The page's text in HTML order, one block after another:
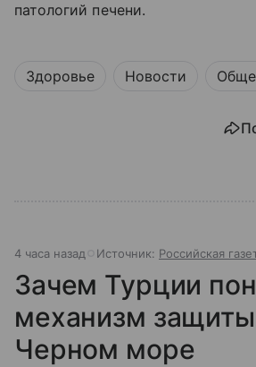
патологий печени.
Здоровье Новости
4 часа назад Источник: Российская
Зачем Турции
механизм
Черном море